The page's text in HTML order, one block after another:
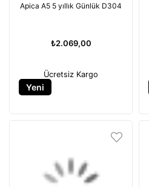
Apica A5 5 yıllık Günlük D304
₺2.069,00
Ücretsiz Kargo
Yeni